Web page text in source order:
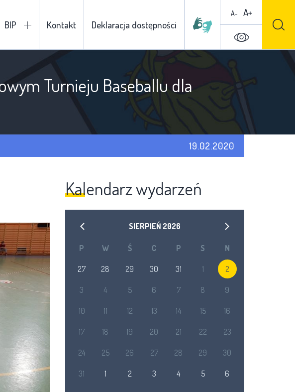
BIP Kontakt Deklaracja dostępności
A- A+
Turnieju Baseballu dla
19.02.2020
Kalendarz wydarzeń
SIERPIEŃ 2026
P W Ś C P S N
27 28 29 30 31 1 2
3 4 5 6 7 8 9
10 11 12 13 14 15 16
17 18 19 20 21 22 23
24 25 26 27 28 29 30
31 1 2 3 4 5 6